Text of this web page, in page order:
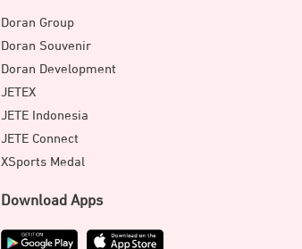
Doran Group
Doran Souvenir
Doran Development
JETEX
JETE Indonesia
JETE Connect
XSports Medal
Download Apps